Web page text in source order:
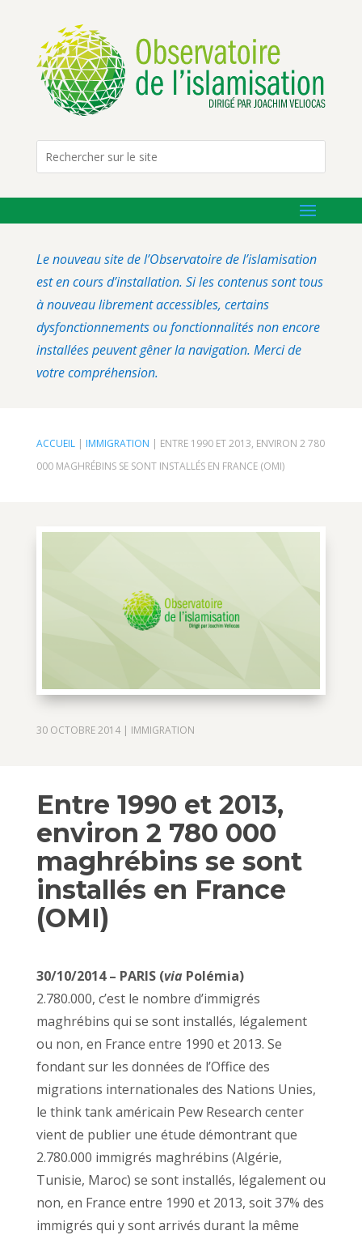
Le nouveau site de l’Observatoire de l’islamisation
est en cours d’installation. Si les contenus sont tous
à nouveau librement accessibles, certains
dysfonctionnements ou fonctionnalités non encore
installées peuvent gêner la navigation. Merci de
votre compréhension.
ACCUEIL| IMMIGRATION | ENTRE 1990 ET 2013, ENVIRON 2 780
000 MAGHRÉBINS SE SONT INSTALLÉS EN FRANCE (OMI)
30 OCTOBRE 2014| IMMIGRATION
Entre 1990 et 2013,
environ 2 780 000
maghrébins se sont
installés en France
(OMI)
30/10/2014 – PARIS (via Polémia)
2.780.000, c’est le nombre d’immigrés
maghrébins qui se sont installés, légalement
ou non, en France entre 1990 et 2013. Se
fondant sur les données de l’Office des
migrations internationales des Nations Unies,
le think tank américain Pew Research center
vient de publier une étude démontrant que
2.780.000 immigrés maghrébins (Algérie,
Tunisie, Maroc) se sont installés, légalement ou
non, en France entre 1990 et 2013, soit 37% des
immigrés qui y sont arrivés durant la même